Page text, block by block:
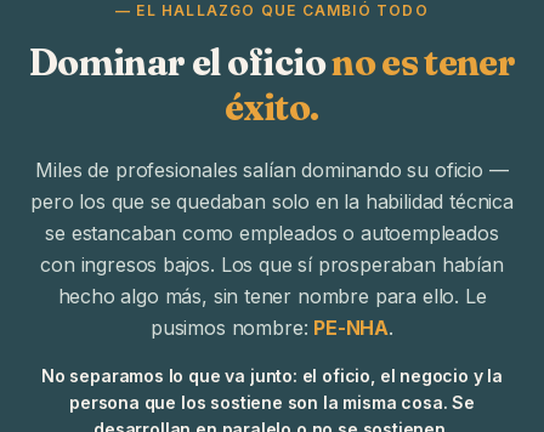
— EL HALLAZGO QUE CAMBIÓ TODO
Dominar el oficiono es tener
éxito.
Miles de profesionales salían dominando su oficio —
pero los que se quedaban solo en la habilidad técnica
se estancaban como empleados o autoempleados
con ingresos bajos. Los que sí prosperaban habían
hecho algo más, sin tener nombre para ello. Le
pusimos nombre: PE-NHA.
No separamos lo que va junto: el oficio, el negocio y la
persona que los sostiene son la misma cosa. Se